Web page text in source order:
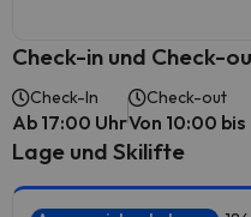
Check-in und Check-
Check-In
Ab 17:00 Uhr
Check-out
Von 10:00
Lage und Skilifte